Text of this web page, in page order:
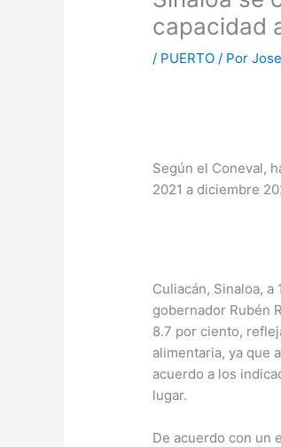
capacidad
/ PUERTO / Por
Según el Coneval,
2021 a diciembre
Culiacán, Sinaloa,
gobernador Rubén
8.7 por ciento,
alimentaria, ya que
acuerdo a los
lugar.
De acuerdo con un